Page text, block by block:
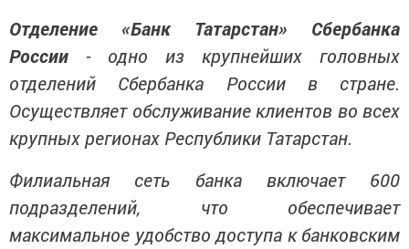
Отделение «Банк Татарстан» Сбербанка
России - одно из крупнейших головных
отделений Сбербанка России в стране.
Осуществляет обслуживание клиентов во всех
крупных регионах Республики Татарстан.
Филиальная сеть банка включает 600
подразделений, что обеспечивает
максимальное удобство доступа к банковским